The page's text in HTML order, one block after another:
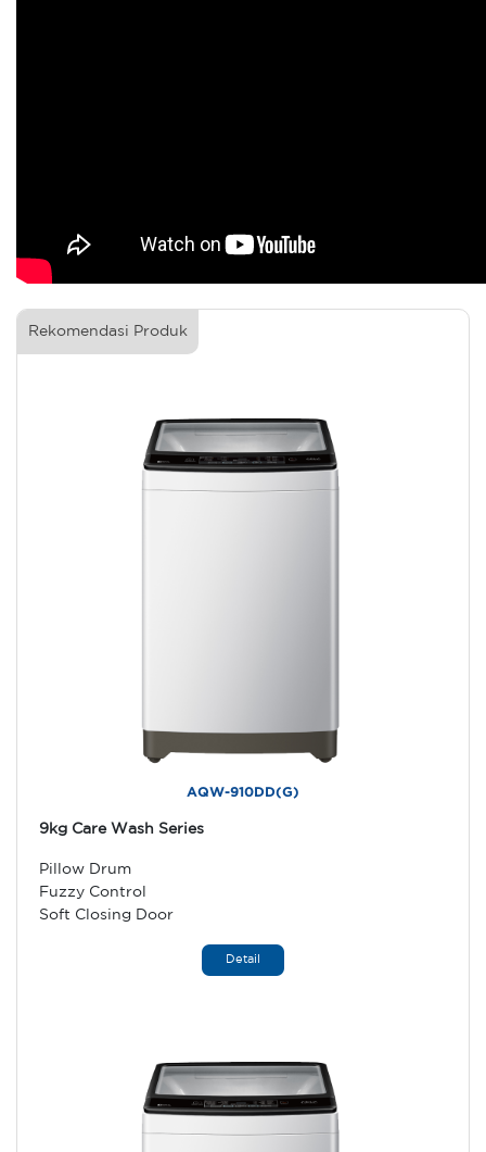
Rekomendasi Produk
AQW-910DD(G)
9kg Care Wash Series
Pillow Drum
Fuzzy Control
Soft Closing Door
Detail